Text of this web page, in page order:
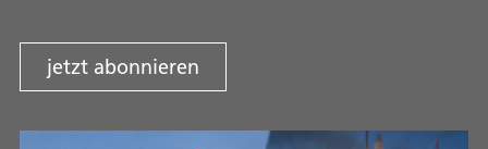
jetzt abonnieren